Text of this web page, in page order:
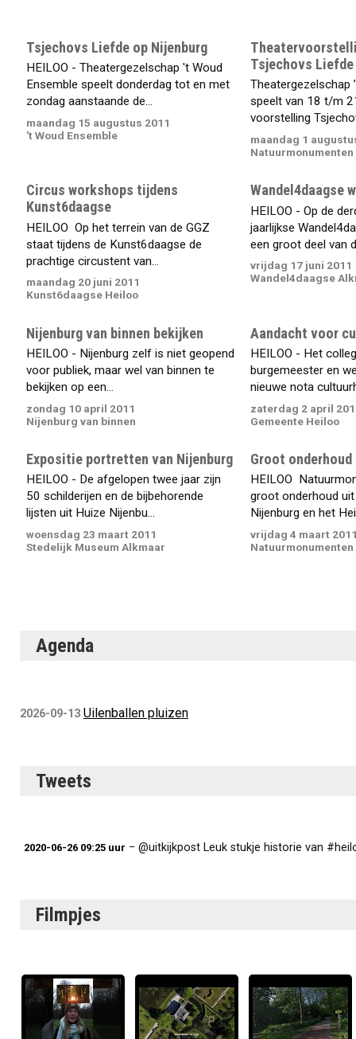
Tsjechovs Liefde op Nijenburg
HEILOO - Theatergezelschap 't Woud
Ensemble speelt donderdag tot en met
zondag aanstaande de...
maandag 15 augustus 2011
't Woud Ensemble
Tsjechovs Liefde
Theatergezelschap
speelt van 18 t/m
voorstelling
maandag 1
Natuurmonumenten
Circus workshops tijdens
Kunst6daagse
HEILOO  Op het terrein van de GGZ
staat tijdens de Kunst6daagse de
prachtige circustent van...
maandag 20 juni 2011
Kunst6daagse Heiloo
Wandel4daagse
HEILOO - Op de
jaarlijkse
een groot deel van
vrijdag 17 juni 2011
Wandel4daagse
Nijenburg van binnen bekijken
HEILOO - Nijenburg zelf is niet geopend
voor publiek, maar wel van binnen te
bekijken op een...
zondag 10 april 2011
Nijenburg van binnen
Aandacht voor
HEILOO - Het
burgemeester en
nieuwe nota
zaterdag 2 april
Gemeente Heiloo
Expositie portretten van Nijenburg
HEILOO - De afgelopen twee jaar zijn
50 schilderijen en de bijbehorende
lijsten uit Huize Nijenbu...
woensdag 23 maart 2011
Stedelijk Museum Alkmaar
Groot
HEILOO 
groot onderhoud
Nijenburg en het
vrijdag 4 maart
Natuurmonumenten
Agenda
2026-09-13 Uilenballen pluizen
Tweets
2020-06-26 09:25 uur − @uitkijkpost Leuk stukje historie van
Filmpjes